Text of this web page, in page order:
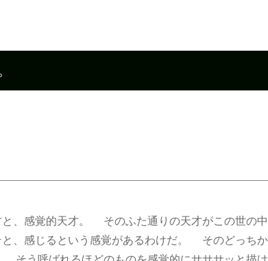
感覚的天才。 そのふた通りの天才がこの世の中
、感じるという感覚があるわけだ。 そのどっちか